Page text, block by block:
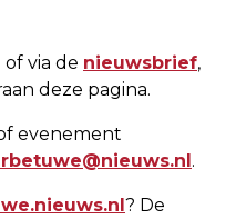
of via de nieuwsbrief,
deze pagina.
evenement
.
? De